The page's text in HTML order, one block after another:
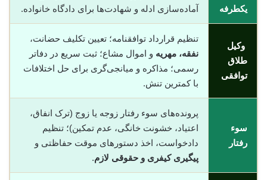
یکطرفه
آماده‌سازی ادله و شهادت‌ها برای دادگاه خانواده.
وکیل
طلاق
توافقی
تنظیم قرارداد توافقنامه؛ تعیین تکلیف حضانت،
نفقه، مهریه و اموال مشاع؛ ثبت سریع در دفاتر
رسمی؛ مذاکره و میانجی‌گری برای حل اختلافات
با کمترین تنش.
سوء
رفتار
پرونده‌های سوء رفتار زوجه یا زوج (ترک انفاق،
اعتیاد، خشونت خانگی، عدم تمکین)؛ تنظیم
دادخواست، اخذ دستورهای موقت حفاظتی و
پیگیری کیفری و حقوقی لازم.